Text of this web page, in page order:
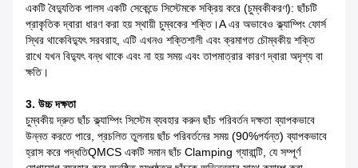
একটিবৈদ্যুতিক পালস একটি সেকেন্ডে সিস্টেমকে সক্রিয় করে (চুম্বকীকরণ): ছাঁচটি
প্রাকৃতিক দ্বারা ধারণ করা হয়স্থায়ী চুম্বকের শক্তি।A এর অভাবেও ক্ল্যাম্পিং ফোর্স
স্থির থাকেবিদ্যুৎ সরবরাহ, এটি এখনও শক্তিশালী এবং ক্রমাগত চৌম্বকীয় শক্তি
রাখে যখন বিদ্যুৎ বন্ধ থাকে এবং না হয় সময় এবং তাপমাত্রার কারণ দ্বারা অদৃশ্য বা
ক্ষতি।
3. উচ্চ দক্ষতা
চুম্বকীয় দ্রুত ছাঁচ ক্ল্যাম্পিং সিস্টেম ব্যবহার করুন ছাঁচ পরিবর্তন দক্ষতা ব্যাপকভাবে
উন্নত করতে পারে, প্রচলিত তুলনায় ছাঁচ পরিবর্তনের সময় (90%পর্যন্ত) ব্যাপকভাবে
হ্রাস করে পদ্ধতিQMCS একটি সমান ছাঁচ Clamping গ্যারান্টি, যে সম্পূর্ণ